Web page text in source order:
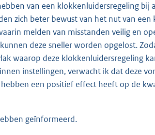
van een klokkenluidersregeling bij
zich beter bewust van het nut van een
melden van misstanden veilig en
deze sneller worden opgelost.
waarop deze klokkenluidersregeling
instellingen, verwacht ik dat deze
een positief effect heeft op de
geïnformeerd.